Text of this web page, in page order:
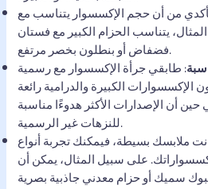
من أن حجم الإكسسوار يتناسب مع
يتناسب الحزام الكبير مع فستان
فضفاض أو بنطلون بخصر مرتفع.
: طابقي جرأة الإكسسوار مع رسمية
الكبيرة والدرامية رائعة
أن الإصدارات الأكثر هدوءًا مناسبة
للنزهات غير الرسمية.
ملابسك بسيطة، فيمكنك تجربة أنواع
على سبيل المثال، يمكن أن